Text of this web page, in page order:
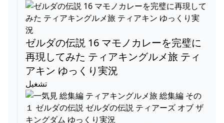
ゼルダの伝説 16 マモノカレーを完璧に
再現してみた ティアキングルメ旅 ティ
アキン ゆっくり実況
تشغيل